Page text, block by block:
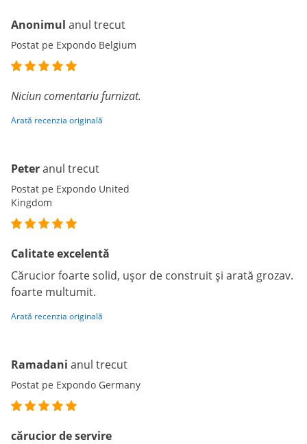
Anonimul anul trecut
Postat pe Expondo Belgium
Niciun comentariu furnizat.
Arată recenzia originală
Peteranul trecut
Postat pe Expondo United
Kingdom
Calitate excelentă
Cărucior foarte solid, ușor de construit și arată grozav.
foarte multumit.
Arată recenzia originală
Ramadani anul trecut
Postat pe Expondo Germany
cărucior de servire